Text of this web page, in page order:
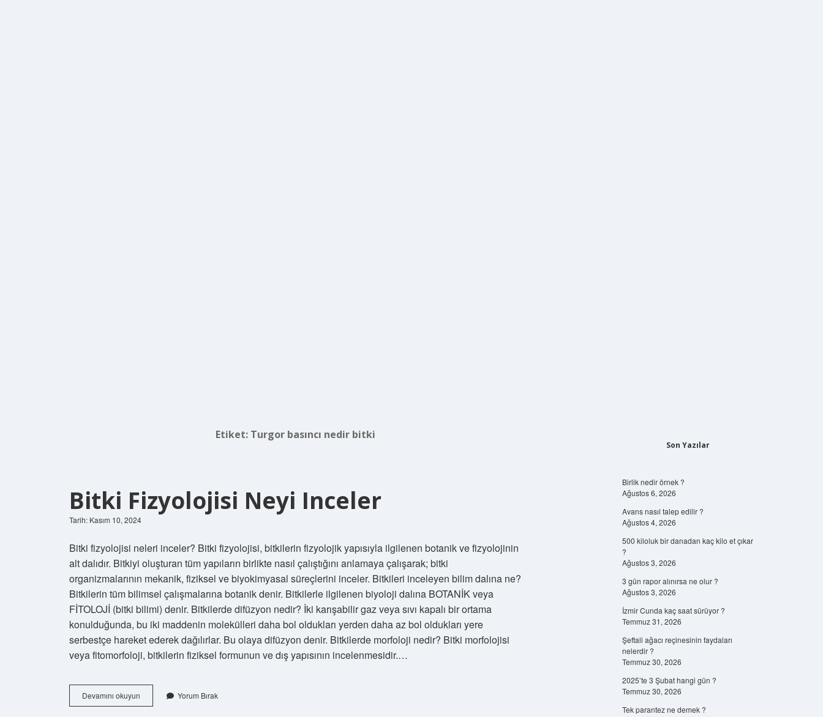
Etiket: Turgor basıncı nedir bitki
Bitki Fizyolojisi Neyi Inceler
Tarih: Kasım 10, 2024
Bitki fizyolojisi neleri inceler? Bitki fizyolojisi, bitkilerin fizyolojik yapısıyla ilgilenen botanik ve fizyolojinin
alt dalıdır. Bitkiyi oluşturan tüm yapıların birlikte nasıl çalıştığını anlamaya çalışarak; bitki
organizmalarının mekanik, fiziksel ve biyokimyasal süreçlerini inceler. Bitkileri inceleyen bilim dalına ne?
Bitkilerin tüm bilimsel çalışmalarına botanik denir. Bitkilerle ilgilenen biyoloji dalına BOTANİK veya
FİTOLOJİ (bitki bilimi) denir. Bitkilerde difüzyon nedir? İki karışabilir gaz veya sıvı kapalı bir ortama
konulduğunda, bu iki maddenin molekülleri daha bol oldukları yerden daha az bol oldukları yere
serbestçe hareket ederek dağılırlar. Bu olaya difüzyon denir. Bitkilerde morfoloji nedir? Bitki morfolojisi
veya fitomorfoloji, bitkilerin fiziksel formunun ve dış yapısının incelenmesidir.…
Devamını okuyun
Fizyolojisi
Yorum Bırak
Son Yazılar
Birlik nedir örnek ?
Ağustos 6, 2026
Avans nasıl talep edilir ?
Ağustos 4, 2026
500 kiloluk bir danadan kaç kilo et çıkar
?
Ağustos 3, 2026
3 gün rapor alınırsa ne olur ?
Ağustos 3, 2026
İzmir Cunda kaç saat sürüyor ?
Temmuz 31, 2026
Şeftali ağacı reçinesinin faydaları
nelerdir ?
Temmuz 30, 2026
2025’te 3 Şubat hangi gün ?
Temmuz 30, 2026
Tek parantez ne demek ?